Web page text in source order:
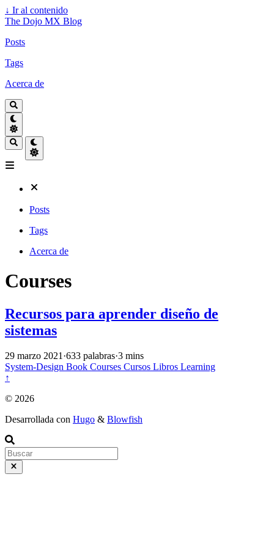
↓ Ir al contenido
The Dojo MX Blog
Posts
Tags
Acerca de
Posts
Tags
Acerca de
Courses
Recursos para aprender diseño de
sistemas
29 marzo 2021·633 palabras·3 mins
System-Design Book Courses Cursos Libros Learning
↑
© 2026
Desarrollada con Hugo & Blowfish